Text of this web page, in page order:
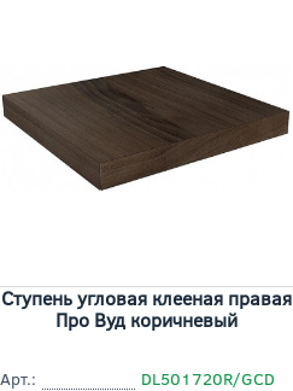
Ступень угловая клееная правая
Про Вуд коричневый
Арт.:
DL501720R/GCD